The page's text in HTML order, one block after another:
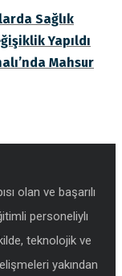
Sağlık
Yapıldı
Mahsur
olan ve başarılı
personeliylı
teknolojik ve
yakından